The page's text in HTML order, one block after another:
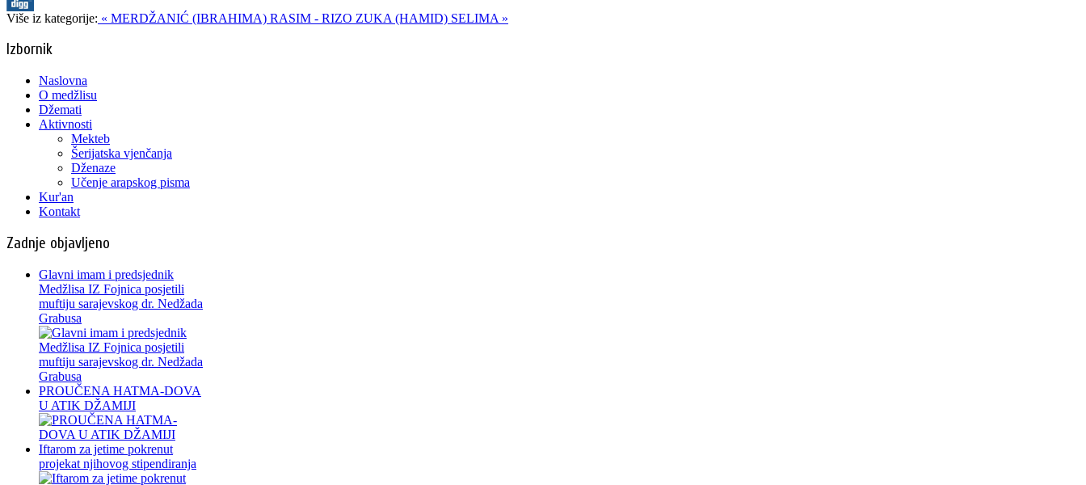
Više iz kategorije: « MERDŽANIĆ (IBRAHIMA) RASIM - RIZO ZUKA (HAMID) SELIMA »
Izbornik
Naslovna
O medžlisu
Džemati
Aktivnosti
Mekteb
Šerijatska vjenčanja
Dženaze
Učenje arapskog pisma
Kur'an
Kontakt
Zadnje objavljeno
Glavni imam i predsjednik
Medžlisa IZ Fojnica posjetili
muftiju sarajevskog dr. Nedžada
Grabusa
PROUČENA HATMA-DOVA
U ATIK DŽAMIJI
Iftarom za jetime pokrenut
projekat njihovog stipendiranja